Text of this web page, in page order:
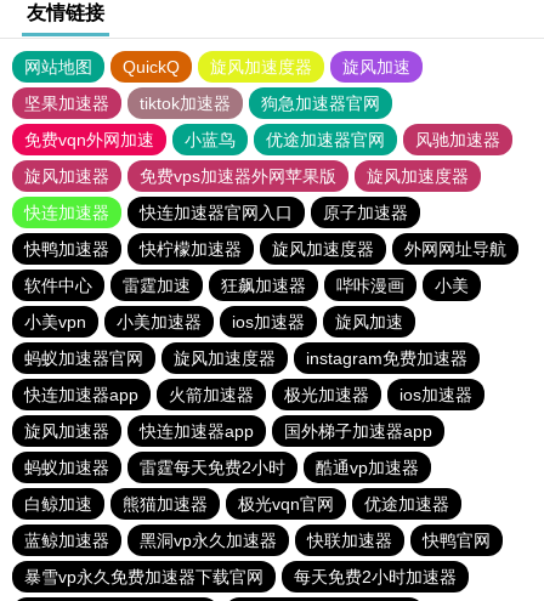
友情链接
网站地图 QuickQ 旋风加速度器
旋风加速
坚果加速器
tiktok加速器
狗急加速器官网
免费vqn外网加速
小蓝鸟 优途加速器官网
风驰加速器
旋风加速器
免费vps加速器外网苹果版
旋风加速度器
快连加速器
快连加速器官网入口
原子加速器
快鸭加速器
快柠檬加速器 旋风加速度器
外网网址导航
软件中心
雷霆加速 狂飙加速器 哔咔漫画
小美
小美vpn
小美加速器 ios加速器
旋风加速
蚂蚁加速器官网
旋风加速度器
instagram免费加速器
快连加速器app
火箭加速器 极光加速器
ios加速器
旋风加速器
快连加速器app
国外梯子加速器app
蚂蚁加速器
雷霆每天免费2小时
酷通vp加速器
白鲸加速
熊猫加速器 极光vqn官网
优途加速器
蓝鲸加速器
黑洞vp永久加速器 快联加速器
快鸭官网
暴雪vp永久免费加速器下载官网
每天免费2小时加速器